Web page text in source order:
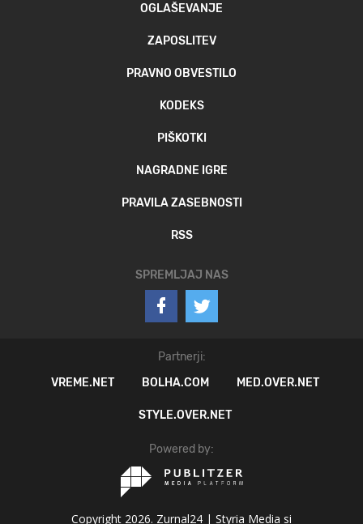
OGLAŠEVANJE
ZAPOSLITEV
PRAVNO OBVESTILO
KODEKS
PIŠKOTKI
NAGRADNE IGRE
PRAVILA ZASEBNOSTI
RSS
SPREMLJAJ NAS
Partnerji:
VREME.NET
BOLHA.COM MED.OVER.NET
STYLE.OVER.NET
Powered by:
Copyright 2026. Zurnal24 | Styria Media si